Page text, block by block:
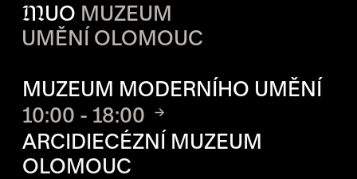
MUO MUZEUM
UMĚNÍ OLOMOUC
MUZEUM MODERNÍHO UMĚNÍ
10:00 - 18:00
ARCIDIECÉZNÍ MUZEUM
OLOMOUC